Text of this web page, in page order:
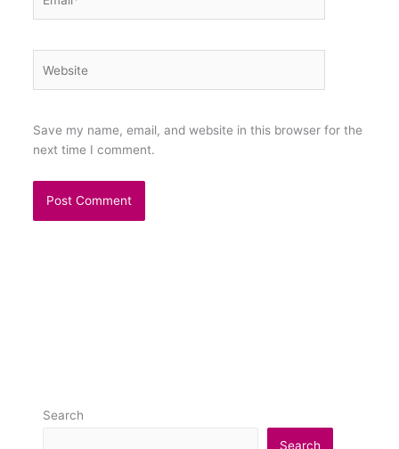
Save my name, email, and website in this browser for the
next time I comment.
Search
Search